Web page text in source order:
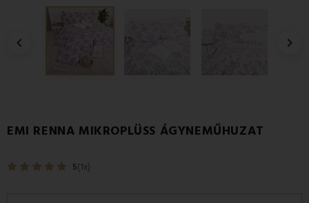
 
EMI RENNA MIKROPLÜSS ÁGYNEMŰHUZAT
5(1x)